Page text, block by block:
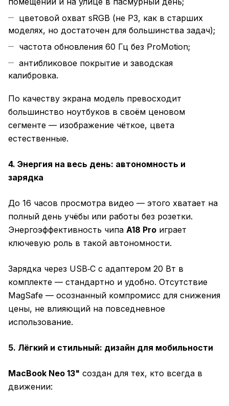
цветовой охват sRGB (не P3, как в старших
моделях, но достаточен для большинства задач);
частота обновления 60 Гц без ProMotion;
антибликовое покрытие и заводская
калибровка.
По качеству экрана модель превосходит
большинство ноутбуков в своём ценовом
сегменте — изображение чёткое, цвета
естественные.
4. Энергия на весь день: автономность и
зарядка
До 16 часов просмотра видео — этого хватает на
полный день учёбы или работы без розетки.
Энергоэффективность чипа A18 Pro играет
ключевую роль в такой автономности.
Зарядка через USB‑C с адаптером 20 Вт в
комплекте — стандартно и удобно. Отсутствие
MagSafe — осознанный компромисс для снижения
цены, не влияющий на повседневное
использование.
5. Лёгкий и стильный: дизайн для мобильности
MacBook Neo 13" создан для тех, кто всегда в
движении: